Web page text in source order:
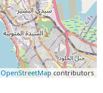
OpenStreetMapcontributors